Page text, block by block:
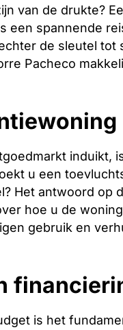
van de drukte?
een spannende
de sleutel tot
Pacheco
induikt,
u een
Het antwoord op
hoe u de
gebruik en
is het